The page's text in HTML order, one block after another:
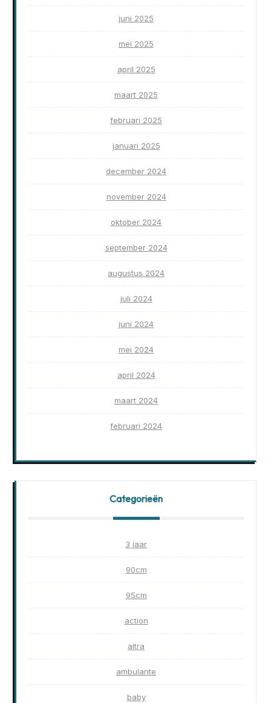
juni 2025
mei 2025
april 2025
maart 2025
februari 2025
januari 2025
december 2024
november 2024
oktober 2024
september 2024
augustus 2024
juli 2024
juni 2024
mei 2024
april 2024
maart 2024
februari 2024
Categorieën
3 jaar
90cm
95cm
action
altra
ambulante
baby